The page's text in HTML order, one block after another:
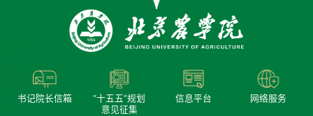
书记院长信箱
“十五五”规划
意见征集
信息平台 网络服务